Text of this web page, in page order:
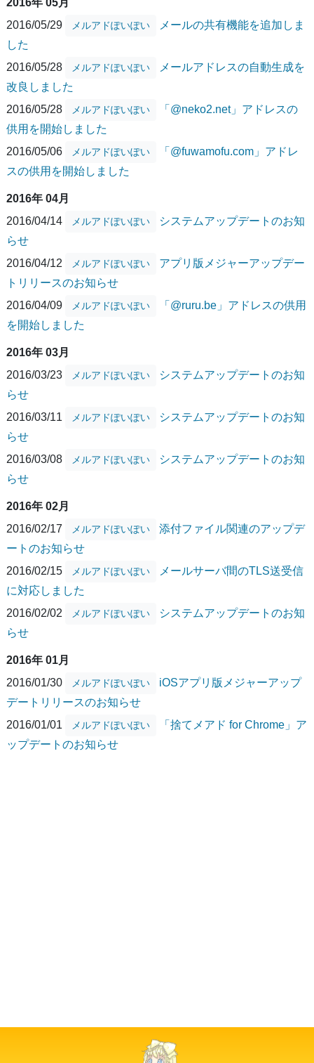
2016年 05月
2016/05/29
メルアドぽいぽい
メールの共有機能を追加しま
した
2016/05/28
メルアドぽいぽい
メールアドレスの自動生成を
改良しました
2016/05/28
メルアドぽいぽい
「@neko2.net」アドレスの
供用を開始しました
2016/05/06
メルアドぽいぽい
「@fuwamofu.com」アドレ
スの供用を開始しました
2016年 04月
2016/04/14
メルアドぽいぽい
システムアップデートのお知
らせ
2016/04/12
メルアドぽいぽい
アプリ版メジャーアップデー
トリリースのお知らせ
2016/04/09
メルアドぽいぽい
「@ruru.be」アドレスの供用
を開始しました
2016年 03月
2016/03/23
メルアドぽいぽい
システムアップデートのお知
らせ
2016/03/11
メルアドぽいぽい
システムアップデートのお知
らせ
2016/03/08
メルアドぽいぽい
システムアップデートのお知
らせ
2016年 02月
2016/02/17
メルアドぽいぽい
添付ファイル関連のアップデ
ートのお知らせ
2016/02/15
メルアドぽいぽい
メールサーバ間のTLS送受信
に対応しました
2016/02/02
メルアドぽいぽい
システムアップデートのお知
らせ
2016年 01月
2016/01/30
メルアドぽいぽい
iOSアプリ版メジャーアップ
デートリリースのお知らせ
2016/01/01
メルアドぽいぽい
「捨てメアド for Chrome」ア
ップデートのお知らせ